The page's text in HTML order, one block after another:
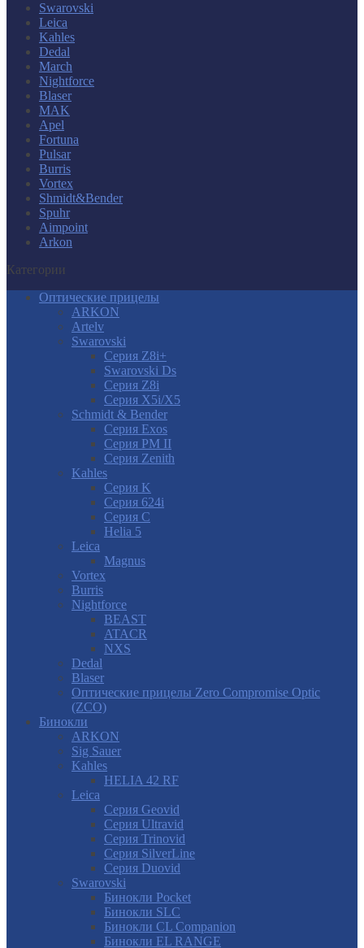
Swarovski
Leica
Kahles
Dedal
March
Nightforce
Blaser
MAK
Apel
Fortuna
Pulsar
Burris
Vortex
Shmidt&Bender
Spuhr
Aimpoint
Arkon
Категории
Оптические прицелы
ARKON
Artelv
Swarovski
Серия Z8i+
Swarovski Ds
Серия Z8i
Серия X5i/X5
Schmidt & Bender
Серия Exos
Серия PM II
Cерия Zenith
Kahles
Серия K
Серия 624i
Серия С
Helia 5
Leica
Magnus
Vortex
Burris
Nightforce
BEAST
ATACR
NXS
Dedal
Blaser
Оптические прицелы Zero Compromise Optic
(ZCO)
Бинокли
ARKON
Sig Sauer
Kahles
HELIA 42 RF
Leica
Серия Geovid
Серия Ultravid
Серия Trinovid
Серия SilverLine
Серия Duovid
Swarovski
Бинокли Pocket
Бинокли SLC
Бинокли CL Companion
Бинокли EL RANGE